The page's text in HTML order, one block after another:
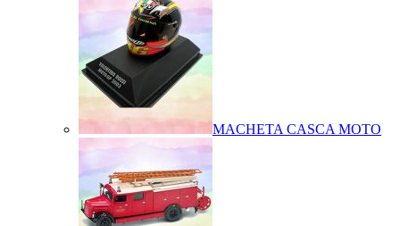
MACHETA CASCA MOTO